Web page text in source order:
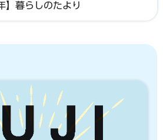
】暮らしのたより